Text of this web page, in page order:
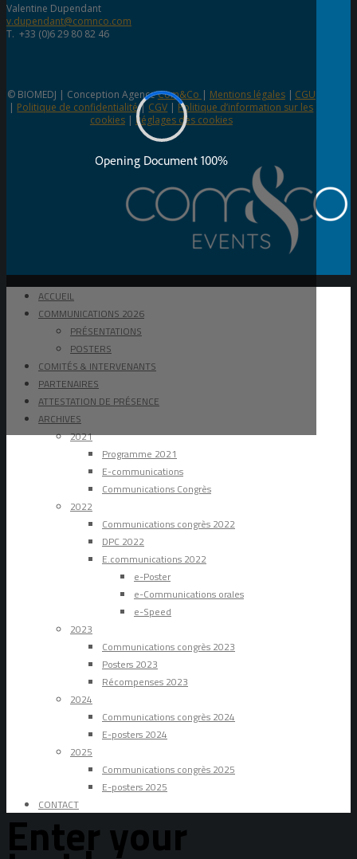
Valentine Dupendant
v.dupendant@comnco.com
T. +33 (0)6 29 80 82 46
© BIOMEDJ | Conception AgenceCom&Co | Mentions légales| CGU
| Politique de confidentialité| CGV | Politique d’information sur les
cookies| Réglages des cookies
ACCUEIL
COMMUNICATIONS 2026
PRÉSENTATIONS
POSTERS
COMITÉS & INTERVENANTS
PARTENAIRES
ATTESTATION DE PRÉSENCE
ARCHIVES
2021
Programme 2021
E-communications
Communications Congrès
2022
Communications congrès 2022
DPC 2022
E.communications 2022
e-Poster
e-Communications orales
e-Speed
2023
Communications congrès 2023
Posters 2023
Récompenses 2023
2024
Communications congrès 2024
E-posters 2024
2025
Communications congrès 2025
E-posters 2025
CONTACT
Enter your